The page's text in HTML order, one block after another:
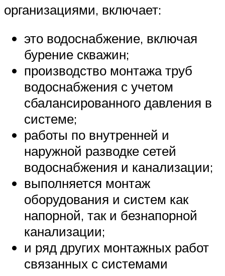
организациями, включает:
это водоснабжение, включая
бурение скважин;
производство монтажа труб
водоснабжения с учетом
сбалансированного давления в
системе;
работы по внутренней и
наружной разводке сетей
водоснабжения и канализации;
выполняется монтаж
оборудования и систем как
напорной, так и безнапорной
канализации;
и ряд других монтажных работ
связанных с системами